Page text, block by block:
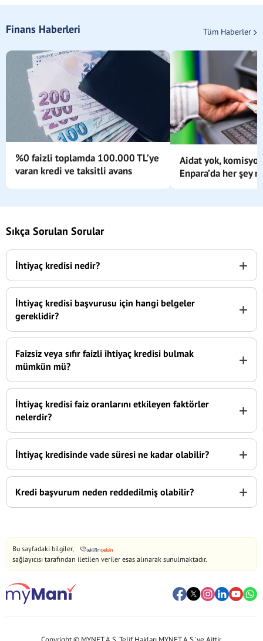
Finans Haberleri Tüm Haberler
%0 faizli toplamda 100.000 TL’ye
varan kredi ve taksitli avans
Aidat yok,
Enpara’da her şey
Sıkça Sorulan Sorular
İhtiyaç kredisi nedir? +
İhtiyaç kredisi başvurusu için hangi belgeler
gereklidir?
+
Faizsiz veya sıfır faizli ihtiyaç kredisi bulmak
mümkün mü?
+
İhtiyaç kredisi faiz oranlarını etkileyen faktörler
nelerdir?
+
İhtiyaç kredisinde vade süresi ne kadar olabilir? +
Kredi başvurum neden reddedilmiş olabilir? +
Bu sayfadaki bilgiler,
sağlayıcısı tarafından iletilen veriler esas alınarak sunulmaktadır.